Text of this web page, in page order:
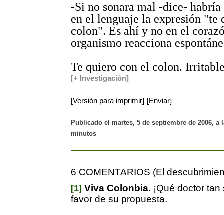
-Si no sonara mal -dice-
en el lenguaje la expresión "te
colon". Es ahí y no en el
organismo reacciona
Te quiero con el colon.
[+ Investigación]
[Versión para imprimir] [Enviar]
Publicado el martes, 5 de septiembre de 2006, a
minutos
6 COMENTARIOS (El
[1] Viva Colonbia. ¡Qué doctor
favor de su propuesta.